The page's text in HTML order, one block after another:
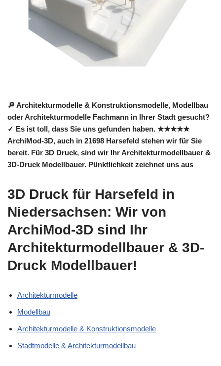
🔎 Architekturmodelle & Konstruktionsmodelle, Modellbau
oder Architekturmodelle Fachmann in Ihrer Stadt gesucht?
✓ Es ist toll, dass Sie uns gefunden haben. ★★★★★
ArchiMod-3D, auch in 21698 Harsefeld stehen wir für Sie
bereit. Für 3D Druck, sind wir Ihr Architekturmodellbauer &
3D-Druck Modellbauer. Pünktlichkeit zeichnet uns aus
3D Druck für Harsefeld in
Niedersachsen: Wir von
ArchiMod-3D sind Ihr
Architekturmodellbauer & 3D-
Druck Modellbauer!
Architekturmodelle
Modellbau
Architekturmodelle & Konstruktionsmodelle
Stadtmodelle & Architekturmodellbau